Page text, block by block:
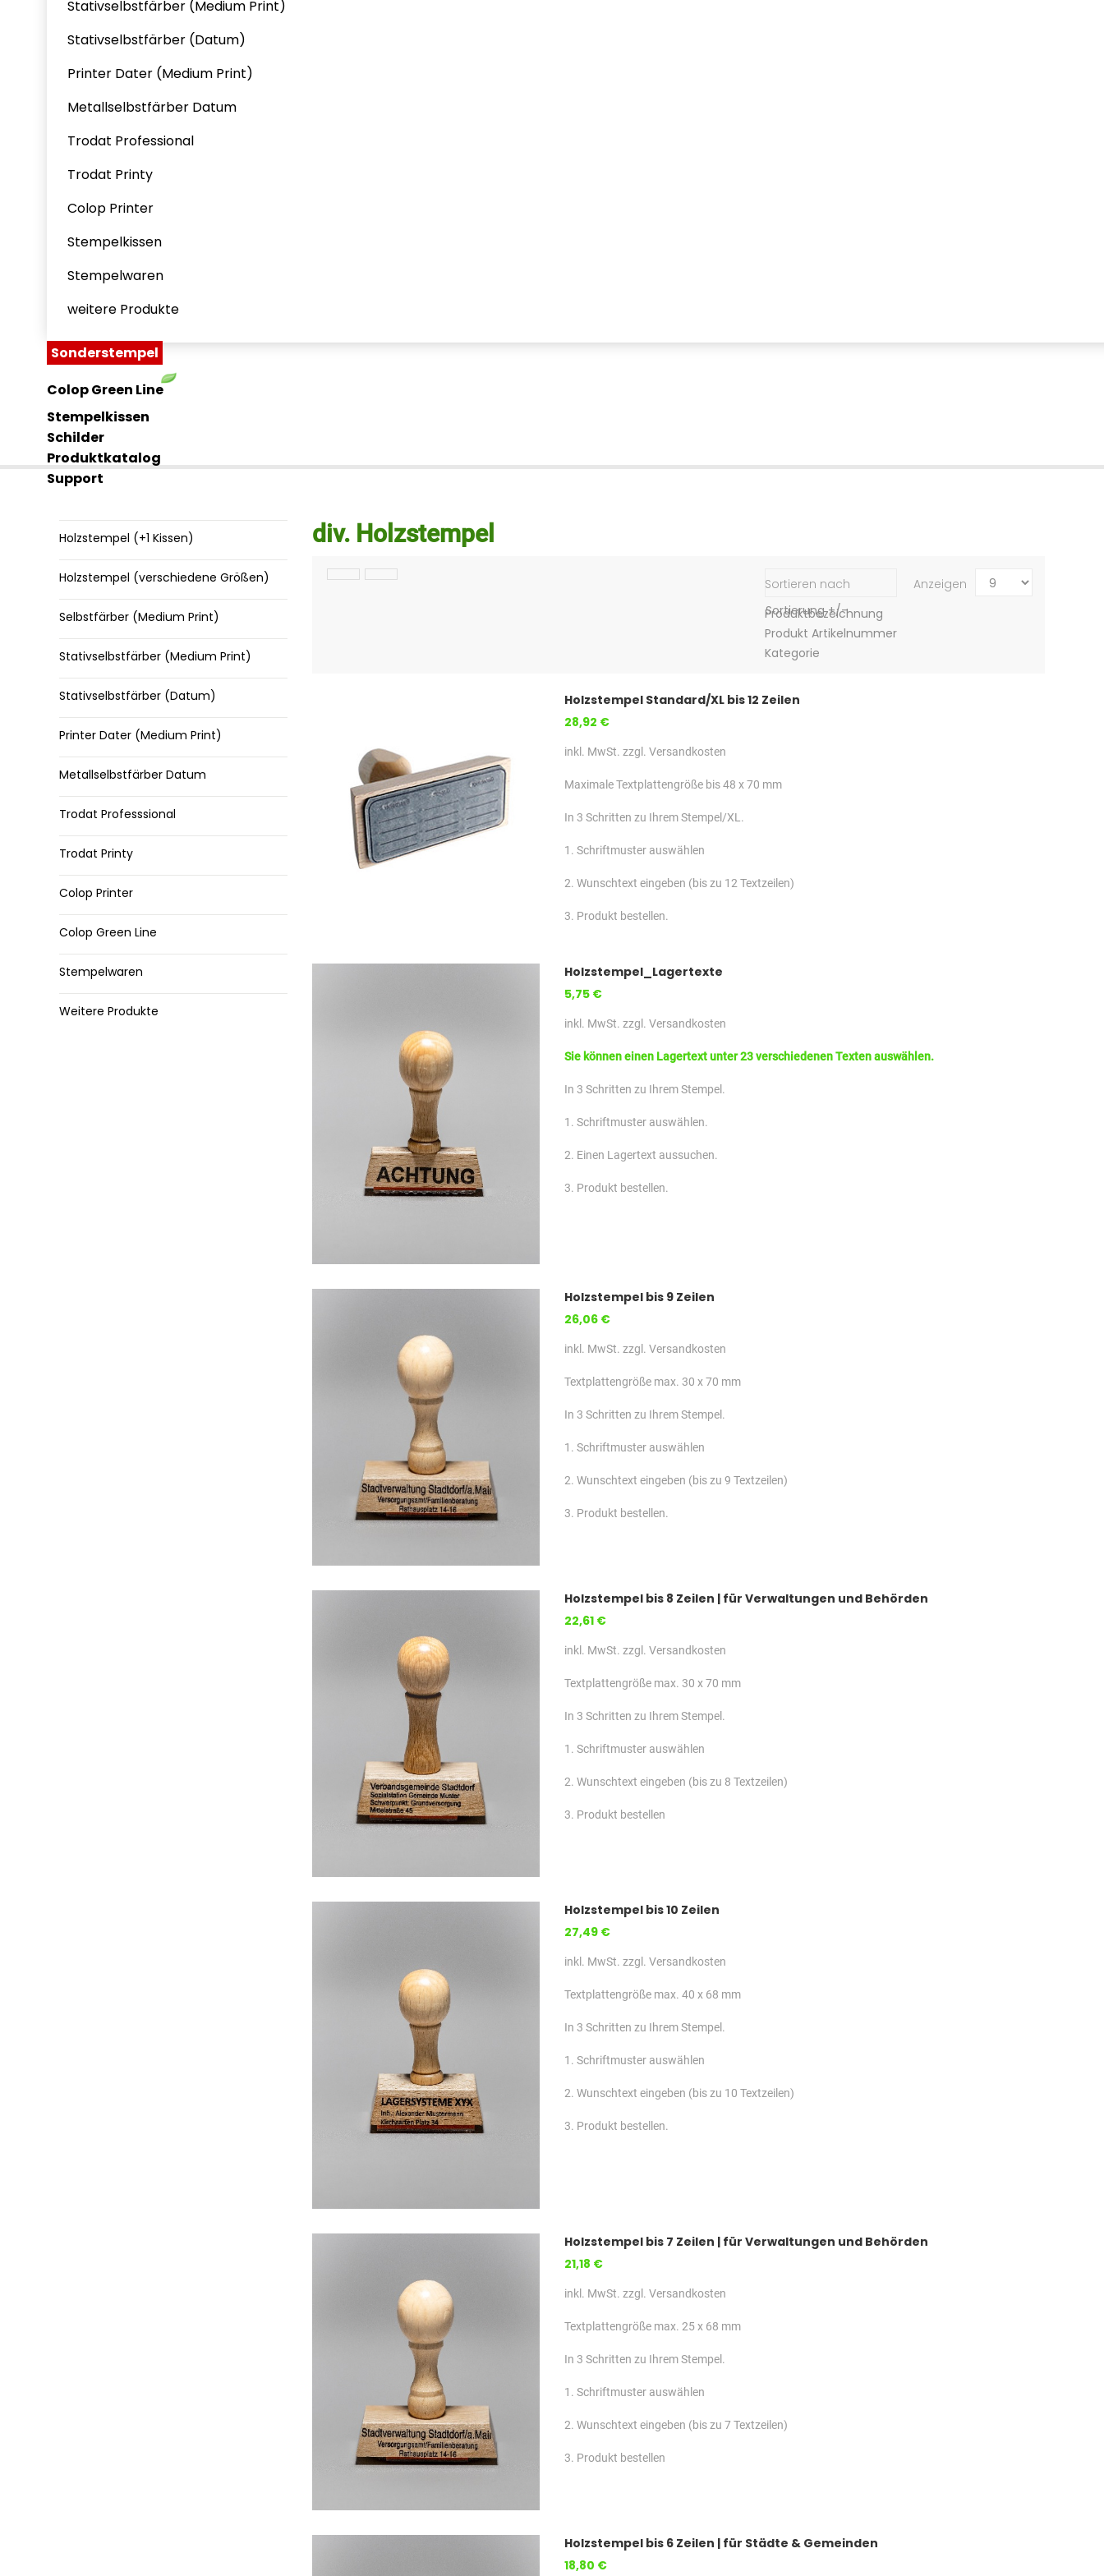
Stativselbstfärber (Medium Print)
Stativselbstfärber (Datum)
Printer Dater (Medium Print)
Metallselbstfärber Datum
Trodat Professional
Trodat Printy
Colop Printer
Stempelkissen
Stempelwaren
weitere Produkte
Sonderstempel
Colop Green Line
Stempelkissen
Schilder
Produktkatalog
Support
Holzstempel (+1 Kissen)
Holzstempel (verschiedene Größen)
Selbstfärber (Medium Print)
Stativselbstfärber (Medium Print)
Stativselbstfärber (Datum)
Printer Dater (Medium Print)
Metallselbstfärber Datum
Trodat Professsional
Trodat Printy
Colop Printer
Colop Green Line
Stempelwaren
Weitere Produkte
div. Holzstempel
Anzeigen
Sortieren nach
Sortierung +/-
Produktbezeichnung
Produkt Artikelnummer
Kategorie
Holzstempel Standard/XL bis 12 Zeilen
28,92 €
inkl. MwSt. zzgl. Versandkosten
Maximale Textplattengröße bis 48 x 70 mm
In 3 Schritten zu Ihrem Stempel/XL.
1. Schriftmuster auswählen
2. Wunschtext eingeben (bis zu 12 Textzeilen)
3. Produkt bestellen.
Holzstempel_Lagertexte
5,75 €
inkl. MwSt. zzgl. Versandkosten
Sie können einen Lagertext unter 23 verschiedenen Texten auswählen.
In 3 Schritten zu Ihrem Stempel.
1. Schriftmuster auswählen.
2. Einen Lagertext aussuchen.
3. Produkt bestellen.
Holzstempel bis 9 Zeilen
26,06 €
inkl. MwSt. zzgl. Versandkosten
Textplattengröße max. 30 x 70 mm
In 3 Schritten zu Ihrem Stempel.
1. Schriftmuster auswählen
2. Wunschtext eingeben (bis zu 9 Textzeilen)
3. Produkt bestellen.
Holzstempel bis 8 Zeilen | für Verwaltungen und Behörden
22,61 €
inkl. MwSt. zzgl. Versandkosten
Textplattengröße max. 30 x 70 mm
In 3 Schritten zu Ihrem Stempel.
1. Schriftmuster auswählen
2. Wunschtext eingeben (bis zu 8 Textzeilen)
3. Produkt bestellen
Holzstempel bis 10 Zeilen
27,49 €
inkl. MwSt. zzgl. Versandkosten
Textplattengröße max. 40 x 68 mm
In 3 Schritten zu Ihrem Stempel.
1. Schriftmuster auswählen
2. Wunschtext eingeben (bis zu 10 Textzeilen)
3. Produkt bestellen.
Holzstempel bis 7 Zeilen | für Verwaltungen und Behörden
21,18 €
inkl. MwSt. zzgl. Versandkosten
Textplattengröße max. 25 x 68 mm
In 3 Schritten zu Ihrem Stempel.
1. Schriftmuster auswählen
2. Wunschtext eingeben (bis zu 7 Textzeilen)
3. Produkt bestellen
Holzstempel bis 6 Zeilen | für Städte & Gemeinden
18,80 €